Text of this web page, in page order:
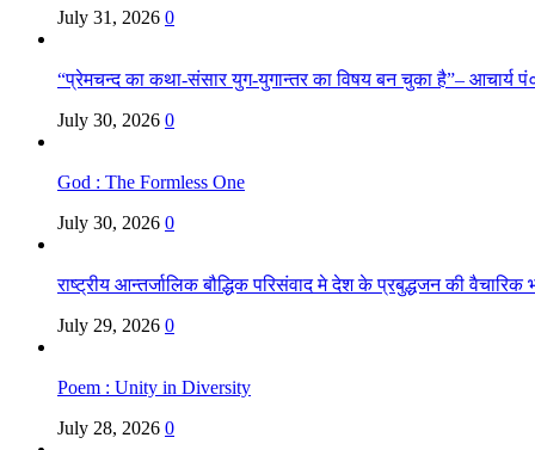
July 31, 2026 0
“प्रेमचन्द का कथा-संसार युग-युगान्तर का विषय बन चुका है”– आचार्य
July 30, 2026 0
God : The Formless One
July 30, 2026 0
राष्ट्रीय आन्तर्जालिक बौद्धिक परिसंवाद मे देश के प्रबुद्धजन की वैचारिक
July 29, 2026 0
Poem : Unity in Diversity
July 28, 2026 0